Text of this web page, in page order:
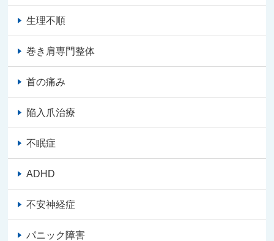
生理不順
巻き肩専門整体
首の痛み
陥入爪治療
不眠症
ADHD
不安神経症
パニック障害